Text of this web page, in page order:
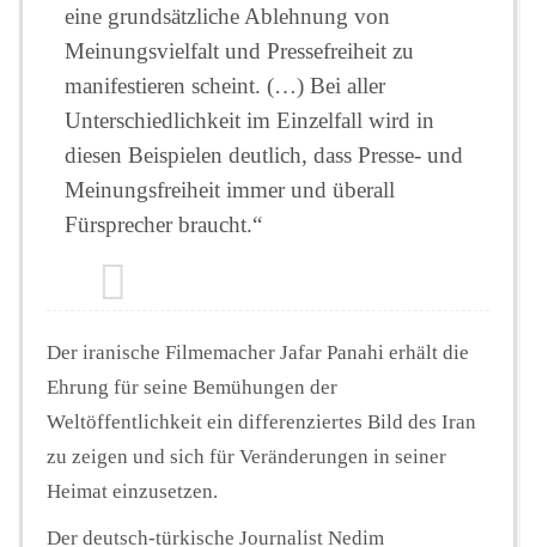
eine grundsätzliche Ablehnung von
Meinungsvielfalt und Pressefreiheit zu
manifestieren scheint. (…) Bei aller
Unterschiedlichkeit im Einzelfall wird in
diesen Beispielen deutlich, dass Presse- und
Meinungsfreiheit immer und überall
Fürsprecher braucht.“
Der iranische Filmemacher Jafar Panahi erhält die
Ehrung für seine Bemühungen der
Weltöffentlichkeit ein differenziertes Bild des Iran
zu zeigen und sich für Veränderungen in seiner
Heimat einzusetzen.
Der deutsch-türkische Journalist Nedim